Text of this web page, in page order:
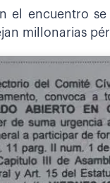
el encuentro
millonarias